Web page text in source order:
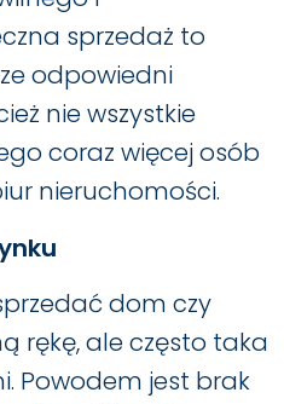
sprzedaż to
odpowiedni
nie wszystkie
coraz więcej osób
nieruchomości.
dom czy
rękę, ale często taka
Powodem jest brak